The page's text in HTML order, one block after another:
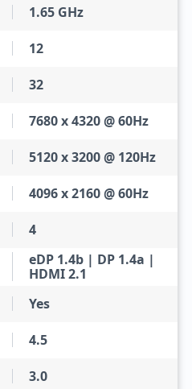
1.65 GHz
12
32
7680 x 4320 @ 60Hz
5120 x 3200 @ 120Hz
4096 x 2160 @ 60Hz
4
eDP 1.4b | DP 1.4a |
HDMI 2.1
Yes
4.5
3.0